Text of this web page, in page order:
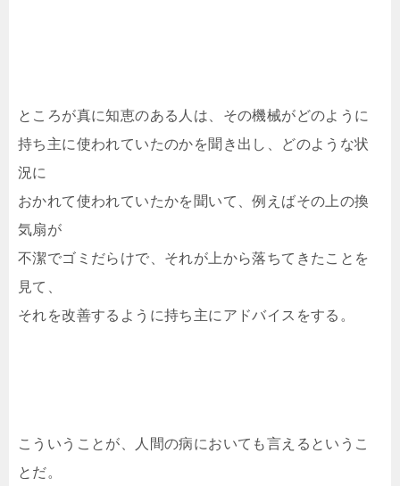
ところが真に知恵のある人は、その機械がどのように
持ち主に使われていたのかを聞き出し、どのような状
況に
おかれて使われていたかを聞いて、例えばその上の換
気扇が
不潔でゴミだらけで、それが上から落ちてきたことを
見て、
それを改善するように持ち主にアドバイスをする。
こういうことが、人間の病においても言えるというこ
とだ。